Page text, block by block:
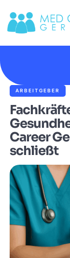
ARBEITGEBER
Career
schließt